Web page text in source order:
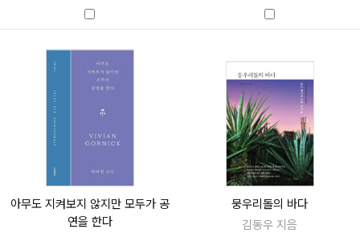
아무도 지켜보지 않지만 모두가 공
연을 한다
뭉우리돌의 바다
김동우 지음